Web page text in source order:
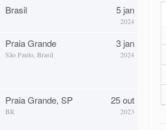
Brasil 5 jan
2024
Praia Grande
São Paulo, Brasil
3 jan
2024
Praia Grande, SP
BR
25 out
2023